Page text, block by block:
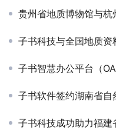
贵州省地质博物馆与杭州子
子书科技与全国地质资料馆
子书智慧办公平台（
子书软件签约湖南省自然资源电
子书科技成功助力福建省国土